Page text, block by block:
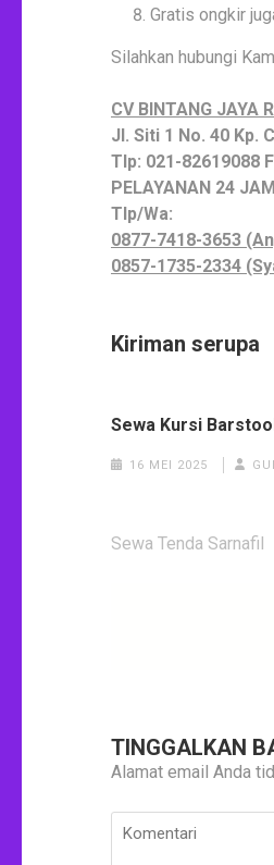
Gratis ongkir
Silahkan hubungi
CV BINTANG JAYA
Jl. Siti 1 No. 40 Kp.
Tlp: 021-82619088
PELAYANAN 24
Tlp/Wa:
0877-7418-3653
0857-1735-2334
Kiriman serupa
Sewa Kursi
16 MEI 2025
Navigasi
Sewa Tenda Sarnafil
TINGGALKAN
Alamat email Anda
Komentari